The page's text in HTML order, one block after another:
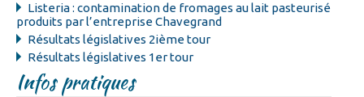
Listeria : contamination de fromages au lait pasteurisé
produits par l’entreprise Chavegrand
Résultats législatives 2ième tour
Résultats législatives 1er tour
Infos pratiques